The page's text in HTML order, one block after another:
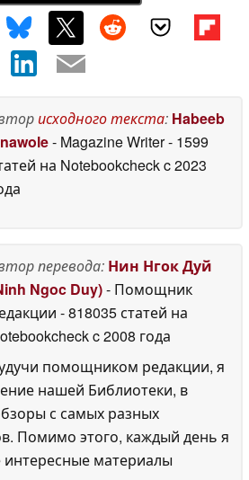
исходного текста: Habeeb
- Magazine Writer- 1599
на Notebookcheckc 2023
перевода: Нин Нгок Дуй
Ngoc Duy)- Помощник
- 818035 статей на
c 2008 года
помощником редакции, я
нашей Библиотеки, в
с самых разных
Помимо этого, каждый день я
материалы